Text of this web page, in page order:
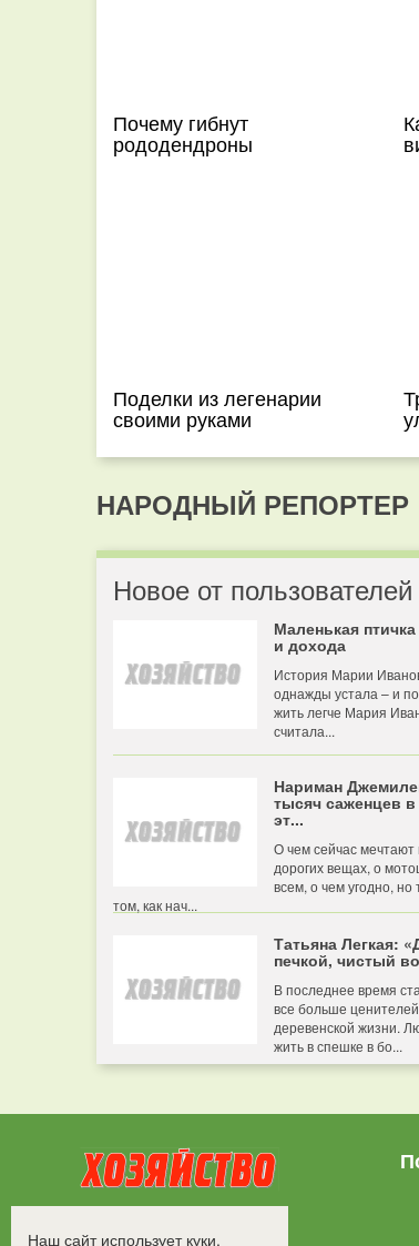
Почему гибнут
рододендроны
Поделки из легенарии
своими руками
НАРОДНЫЙ РЕПОРТЕР
Новое от пользователей
Маленькая
и дохода
История Марии
однажды устала – и
жить легче Мария
считала...
Нариман
тысяч саженцев
эт...
О чем сейчас мечтают
дорогих вещах, о
всем, о чем угодно, но
том, как нач...
Татьяна Легкая:
печкой, чистый
В последнее время
все больше
деревенской жизни.
жить в спешке в бо...
Все права защищены.
Наш сайт использует куки.